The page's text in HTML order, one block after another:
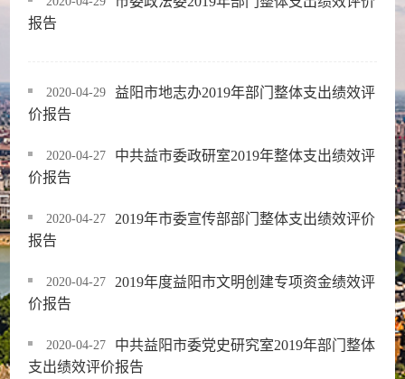
报告
2020-04-29
益阳市地志办2019年部门整体支出绩效评
价报告
2020-04-27
中共益市委政研室2019年整体支出绩效评
价报告
2020-04-27
2019年市委宣传部部门整体支出绩效评价
报告
2020-04-27
2019年度益阳市文明创建专项资金绩效评
价报告
2020-04-27
中共益阳市委党史研究室2019年部门整体
支出绩效评价报告